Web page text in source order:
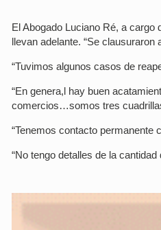
El Abogado Luciano Ré, a
llevan adelante. “Se
“Tuvimos algunos casos de
“En genera,l hay buen
comercios…somos tres
“Tenemos contacto permanente
“No tengo detalles de la